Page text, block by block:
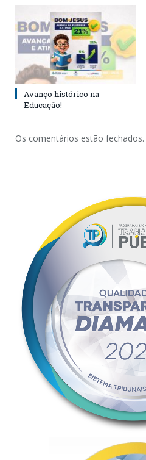
Avanço histórico na
Educação!
Os comentários estão fechados.